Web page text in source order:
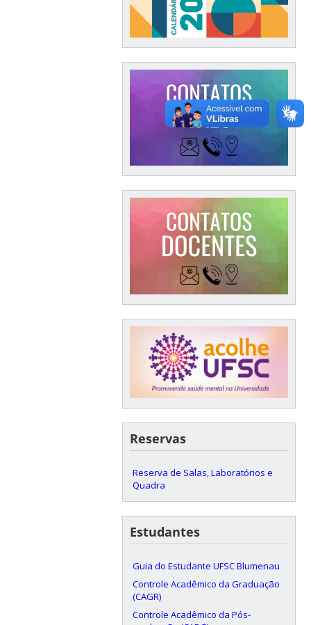
Reservas
Reserva de Salas, Laboratórios e
Quadra
Estudantes
Guia do Estudante UFSC Blumenau
Controle Acadêmico da Graduação
(CAGR)
Controle Acadêmico da Pós-